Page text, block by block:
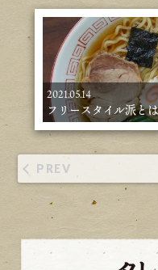
2021.05.14
フリースタイル派とは
PREV